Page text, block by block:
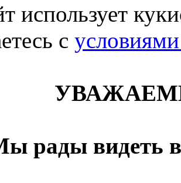
использует
c
рады видеть